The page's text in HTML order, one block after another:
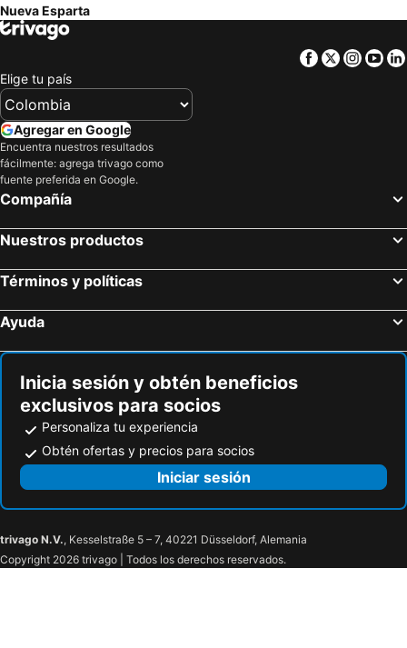
Nueva Esparta
Facebook
Twitter
Elige tu país
Agregar en Google
Encuentra nuestros resultados
fácilmente: agrega trivago como
fuente preferida en Google.
Compañía
Nuestros productos
Términos y políticas
Ayuda
Inicia sesión y obtén beneficios
exclusivos para socios
Personaliza tu experiencia
Obtén ofertas y precios para socios
Iniciar sesión
trivago N.V., Kesselstraße 5 – 7, 40221 Düsseldorf, Alemania
Copyright 2026 trivago | Todos los derechos reservados.